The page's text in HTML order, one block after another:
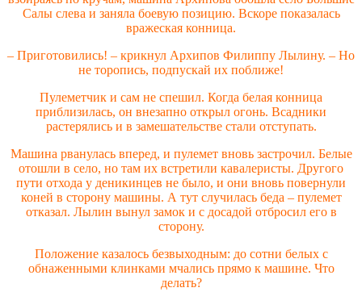
Салы слева и заняла боевую позицию. Вскоре показалась
вражеская конница.
– Приготовились! – крикнул Архипов Филиппу Лылину. – Но
не торопись, подпускай их поближе!
Пулеметчик и сам не спешил. Когда белая конница
приблизилась, он внезапно открыл огонь. Всадники
растерялись и в замешательстве стали отступать.
Машина рванулась вперед, и пулемет вновь застрочил. Белые
отошли в село, но там их встретили кавалеристы. Другого
пути отхода у деникинцев не было, и они вновь повернули
коней в сторону машины. А тут случилась беда – пулемет
отказал. Лылин вынул замок и с досадой отбросил его в
сторону.
Положение казалось безвыходным: до сотни белых с
обнаженными клинками мчались прямо к машине. Что
делать?